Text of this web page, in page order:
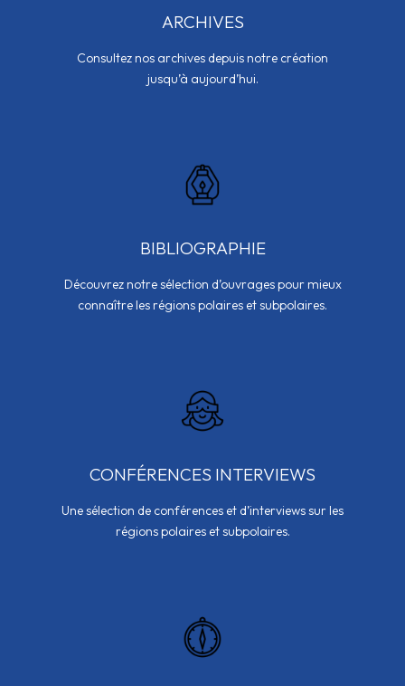
ARCHIVES
Consultez nos archives depuis notre création
jusqu’à aujourd’hui.
BIBLIOGRAPHIE
Découvrez notre sélection d’ouvrages pour mieux
connaître les régions polaires et subpolaires.
CONFÉRENCES INTERVIEWS
Une sélection de conférences et d’interviews sur les
régions polaires et subpolaires.